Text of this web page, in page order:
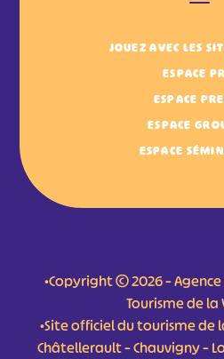
JOUEZ AVEC LES
ESPACE
ESPACE
ESPACE
ESPACE
•Copyright © 2026 –
Tourisme de la
•Site officiel du tourisme de
Châtellerault – Chauvigny –